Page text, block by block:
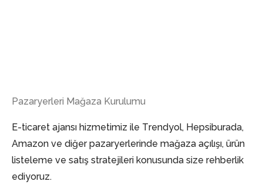
Pazaryerleri Mağaza Kurulumu
E-ticaret ajansı hizmetimiz ile Trendyol, Hepsiburada,
Amazon ve diğer pazaryerlerinde mağaza açılışı, ürün
listeleme ve satış stratejileri konusunda size rehberlik
ediyoruz.